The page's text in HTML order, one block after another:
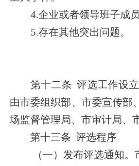
4.企业或者领导班子成
5.存在其他突出问题。
第十二条 评选工作设
由市委组织部、市委宣传部
场监督管理局、市审计局、
第十三条 评选程序
（一）发布评选通知